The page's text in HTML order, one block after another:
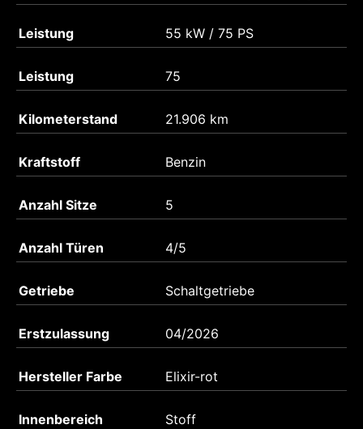
Leistung 55 kW / 75 PS
Leistung 75
Kilometerstand 21.906 km
Kraftstoff Benzin
Anzahl Sitze 5
Anzahl Türen 4/5
Getriebe Schaltgetriebe
Erstzulassung 04/2026
Hersteller Farbe Elixir-rot
Innenbereich Stoff